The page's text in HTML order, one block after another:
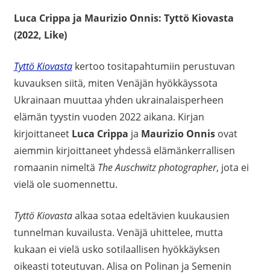
Luca Crippa ja Maurizio Onnis: Tyttö Kiovasta
(2022, Like)
Tyttö Kiovastakertoo tositapahtumiin perustuvan
kuvauksen siitä, miten Venäjän hyökkäyssota
Ukrainaan muuttaa yhden ukrainalaisperheen
elämän tyystin vuoden 2022 aikana. Kirjan
kirjoittaneet Luca Crippa ja Maurizio Onnis ovat
aiemmin kirjoittaneet yhdessä elämänkerrallisen
romaanin nimeltä The Auschwitz photographer, jota ei
vielä ole suomennettu.
Tyttö Kiovastaalkaa sotaa edeltävien kuukausien
tunnelman kuvailusta. Venäjä uhittelee, mutta
kukaan ei vielä usko sotilaallisen hyökkäyksen
oikeasti toteutuvan. Alisa on Polinan ja Semenin